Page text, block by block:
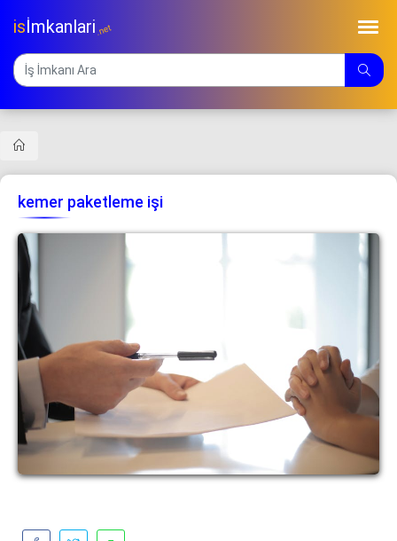
isİmkanlari.net
kemer paketleme işi